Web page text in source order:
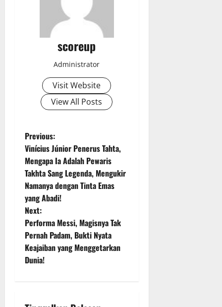
scoreup
Administrator
Visit Website
View All Posts
P
o
s
t
n
a
v
Previous:
Vinícius Júnior Penerus Tahta,
Mengapa Ia Adalah Pewaris
Takhta Sang Legenda, Mengukir
Namanya dengan Tinta Emas
yang Abadi!
Next:
Performa Messi, Magisnya Tak
Pernah Padam, Bukti Nyata
Keajaiban yang Menggetarkan
Dunia!